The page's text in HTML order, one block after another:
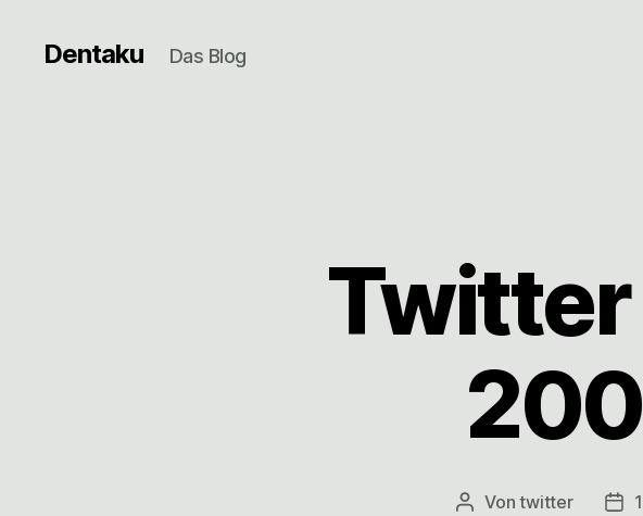
Dentaku Das Blog
Beitragsautor
Vontwitter